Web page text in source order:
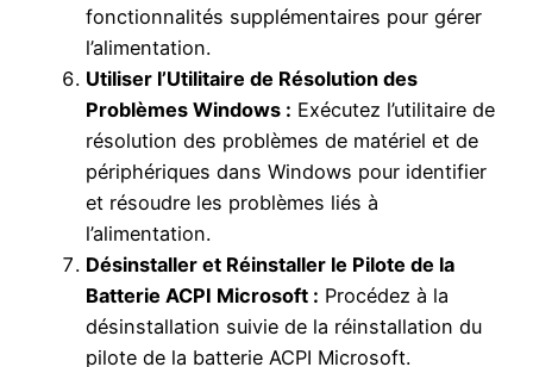
fonctionnalités supplémentaires pour gérer
l’alimentation.
Utiliser l’Utilitaire de Résolution des
Problèmes Windows : Exécutez l’utilitaire de
résolution des problèmes de matériel et de
périphériques dans Windows pour identifier
et résoudre les problèmes liés à
l’alimentation.
Désinstaller et Réinstaller le Pilote de la
Batterie ACPI Microsoft : Procédez à la
désinstallation suivie de la réinstallation du
pilote de la batterie ACPI Microsoft.